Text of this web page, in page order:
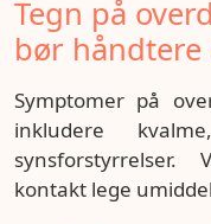
Tegn på
bør håndtere
Symptomer på
inkludere
kontakt lege